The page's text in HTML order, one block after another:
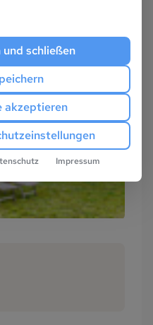
schließen
akzeptieren
Impressum